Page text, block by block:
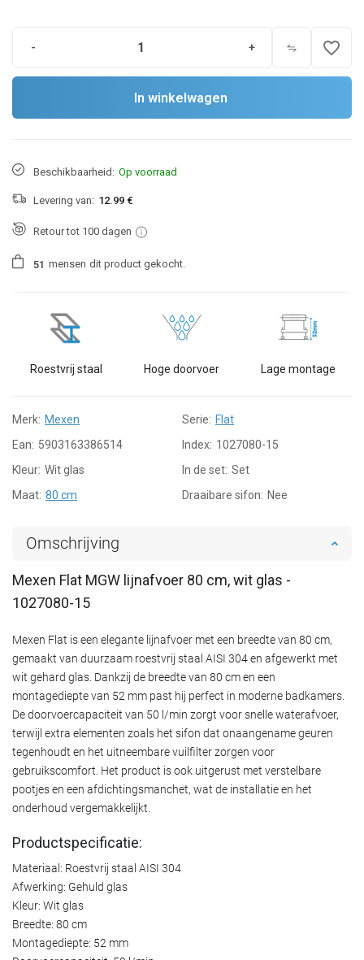
- + favorite_border
In winkelwagen
Beschikbaarheid: Op voorraad
Levering van: 12.99 €
Retour tot 100 dagen
51 mensen dit product gekocht.
Roestvrij staal Hoge doorvoer Lage montage
Merk: Mexen Serie: Flat
Ean: 5903163386514 Index: 1027080-15
Kleur: Wit glas In de set: Set
Maat: 80 cm Draaibare sifon: Nee
Omschrijving
Mexen Flat MGW lijnafvoer 80 cm, wit glas -
1027080-15
Mexen Flat is een elegante lijnafvoer met een breedte van 80 cm,
gemaakt van duurzaam roestvrij staal AISI 304 en afgewerkt met
wit gehard glas. Dankzij de breedte van 80 cm en een
montagediepte van 52 mm past hij perfect in moderne badkamers.
De doorvoercapaciteit van 50 l/min zorgt voor snelle waterafvoer,
terwijl extra elementen zoals het sifon dat onaangename geuren
tegenhoudt en het uitneembare vuilfilter zorgen voor
gebruikscomfort. Het product is ook uitgerust met verstelbare
pootjes en een afdichtingsmanchet, wat de installatie en het
onderhoud vergemakkelijkt.
Productspecificatie:
Materiaal: Roestvrij staal AISI 304
Afwerking: Gehuld glas
Kleur: Wit glas
Breedte: 80 cm
Montagediepte: 52 mm